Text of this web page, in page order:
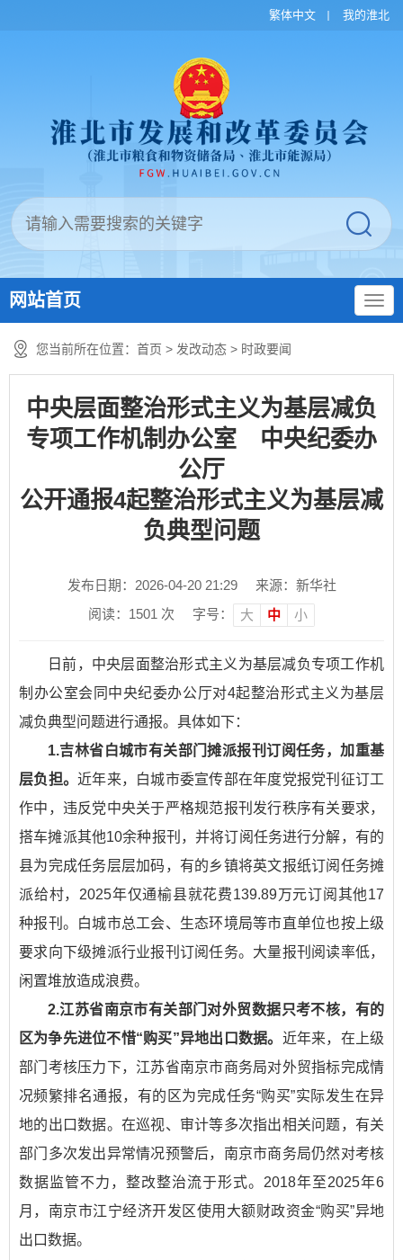
繁体中文 我的淮北
网站首页
您当前所在位置： 首页 > 发改动态 > 时政要闻
中央层面整治形式主义为基层减负
专项工作机制办公室 中央纪委办
公厅
公开通报4起整治形式主义为基层减
负典型问题
发布日期：2026-04-20 21:29
来源：新华社
阅读： 1501 次 字号： 大 中 小
日前，中央层面整治形式主义为基层减负专项工作机
制办公室会同中央纪委办公厅对4起整治形式主义为基层
减负典型问题进行通报。具体如下：
1.吉林省白城市有关部门摊派报刊订阅任务，加重基
层负担。 近年来，白城市委宣传部在年度党报党刊征订工
作中，违反党中央关于严格规范报刊发行秩序有关要求，
搭车摊派其他10余种报刊，并将订阅任务进行分解，有的
县为完成任务层层加码，有的乡镇将英文报纸订阅任务摊
派给村，2025年仅通榆县就花费139.89万元订阅其他17
种报刊。白城市总工会、生态环境局等市直单位也按上级
要求向下级摊派行业报刊订阅任务。大量报刊阅读率低，
闲置堆放造成浪费。
2.江苏省南京市有关部门对外贸数据只考不核，有的
区为争先进位不惜“购买”异地出口数据。 近年来，在上级
部门考核压力下，江苏省南京市商务局对外贸指标完成情
况频繁排名通报，有的区为完成任务“购买”实际发生在异
地的出口数据。在巡视、审计等多次指出相关问题，有关
部门多次发出异常情况预警后，南京市商务局仍然对考核
数据监管不力，整改整治流于形式。2018年至2025年6
月，南京市江宁经济开发区使用大额财政资金“购买”异地
出口数据。